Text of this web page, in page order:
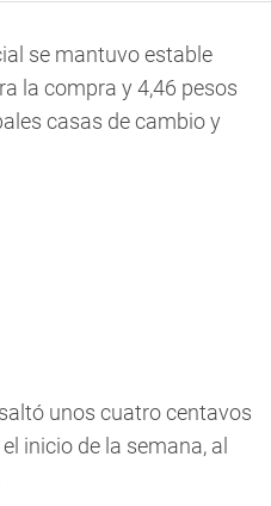
se mantuvo estable
la compra y 4,46 pesos
casas de cambio y
unos cuatro centavos
inicio de la semana, al